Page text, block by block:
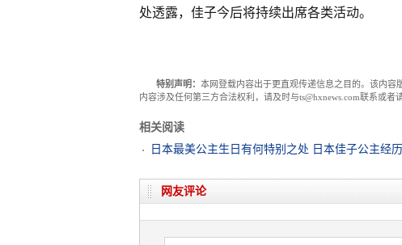
处透露，佳子今后将持续出席各类活动。
特别声明： 本网登载内容出于更直观传递信息之目的。该内
内容涉及任何第三方合法权利，请及时与ts@hxnews.com联系或者
相关阅读
日本最美公主生日有何特别之处 日本佳子公主经
网友评论